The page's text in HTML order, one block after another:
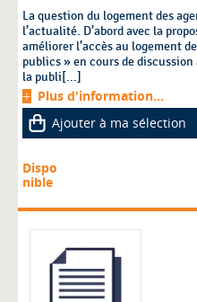
La question du logement des
l’actualité. D’abord avec la
améliorer l’accès au logement
publics » en cours de
la publi[...]
Plus d'information...
Ajouter à ma sélection
Dispo
nible